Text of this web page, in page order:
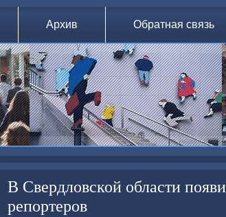
Архив Обратная связь
В Свердловской области
репортеров